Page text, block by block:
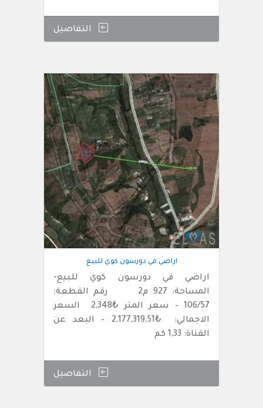
التفاصيل
اراضي في دورسون كوي للبيع
اراضي في دورسون كوي للبيع-
المساحة: 927 م2 رقم القطعة:
106/57 – سعر المتر ₺2,348 السعر
الاجمالي: ₺2,177,319,51 – البعد عن
القناة: 1,33 كم
التفاصيل